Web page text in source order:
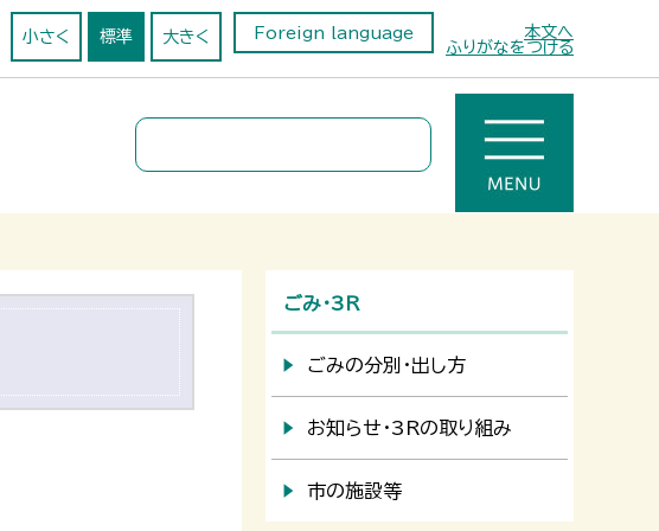
本文へ
小さく 標準 大きく
Foreign language
ふりがなをつける
ごみ・3R
ごみの分別・出し方
お知らせ・3Rの取り組み
市の施設等